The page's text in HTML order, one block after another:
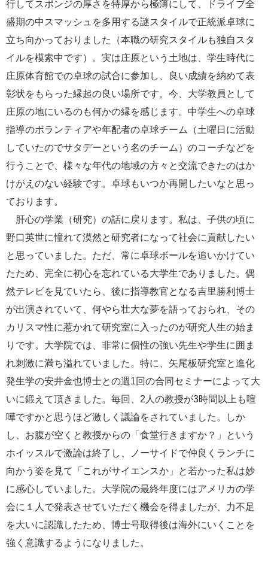
行してスポンジの厚さを特厚から極薄にして、ドライブ全
盛期の中スマッシュを多用する謎スタイルで正統派卓球に
立ち向かっておりました（本職の研究スタイルも独自スタ
イルを模索中です）。実は庄原という土地は、学生時代に
庄原体育館での卓球の試合に参加し、良い成績を納めて表
彰状をもらった縁起の良い場所です。今、大学教員として
庄原の地にいるのも何かの縁を感じます。中学生への卓球
指導のボランティアや年配者の卓球チーム（土曜日に活動
していたのでサタデーという名のチーム）のコーチなどを
行うことで、様々な年代の地域の方々と交流できたのはか
けがえのない経験です。卓球もいつか再開したいなと思っ
ております。
肝心の学業（研究）の話に戻ります。私は、子供の頃に
野口英世に憧れて漠然と研究者になって社会に貢献したい
と思っていました。ただ、常に卓球ボールを追いかけてい
たため、完全に初心を忘れている大学生でありました。偶
然テレビを見ていたら、後に指導教官となる吉里勝利博士
が出演されていて、何やら壮大な夢を語っておられ、その
カリスマ性に惹かれて研究室に入ったのが研究人生の始ま
りです。大学院では、非常に個性の強い先生や学生に囲ま
れ刺激に満ち溢れていました。特に、矢尾板研究室と進化
発生学の安井金也博士との週1回の合同セミナーによって大
いに鍛えて頂きました。毎回、2人の教授が3時間以上も喧
嘩ですかと思うほど激しく議論をされていました。しか
し、お腹が空くと教授からの「食堂行きますか？」という
ホイッスルで激論は終了し、ノーサイドで仲良くランチに
向かう姿を見て「これがサイエンスか」と若かった私は妙
に感心していました。大学院の最終年度にはアメリカの学
会に１人で発表させていただく機会を得ましたが、力不足
を大いに認識したため、博士号取得後は海外にいくことを
強く意識するようになりました。